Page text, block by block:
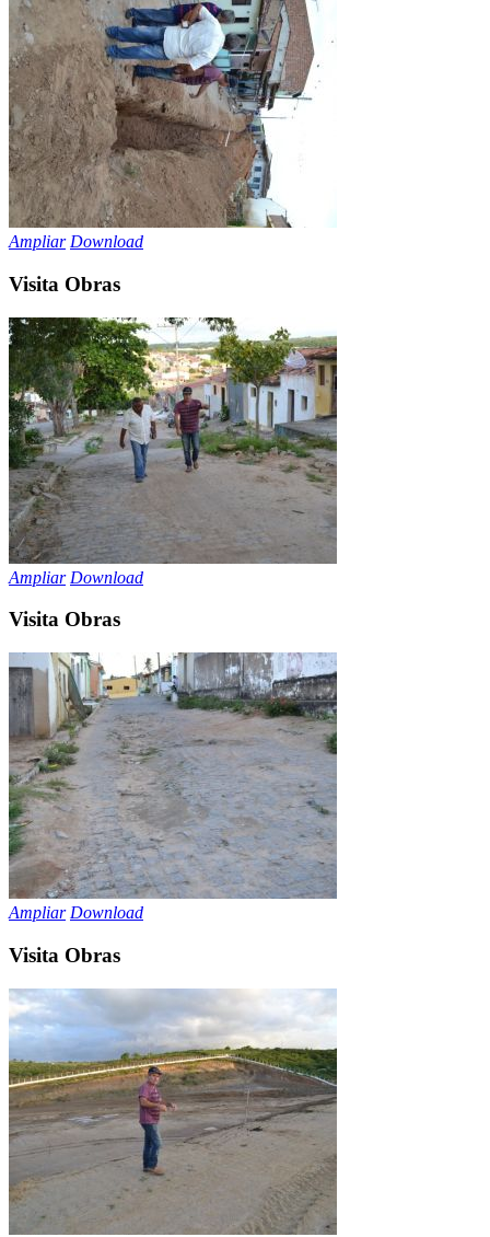
Ampliar Download
Visita Obras
Ampliar Download
Visita Obras
Ampliar Download
Visita Obras